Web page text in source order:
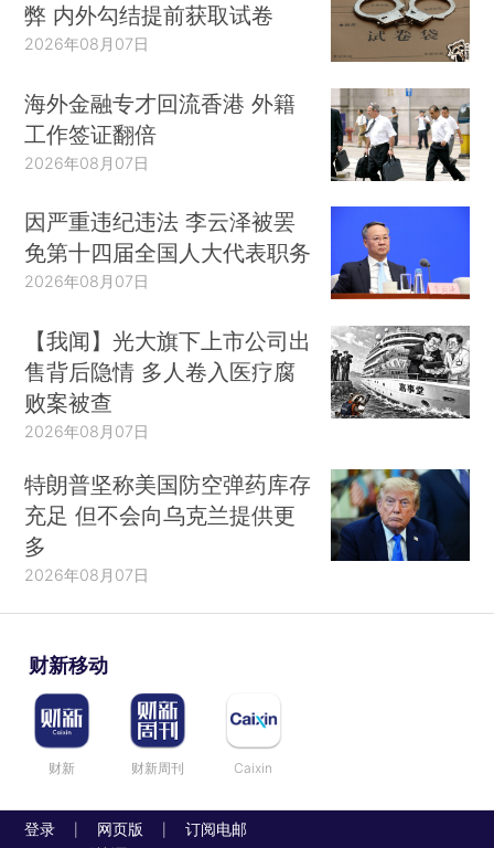
弊 内外勾结提前获取试卷
2026年08月07日
海外金融专才回流香港 外籍
工作签证翻倍
2026年08月07日
因严重违纪违法 李云泽被罢
免第十四届全国人大代表职务
2026年08月07日
【我闻】光大旗下上市公司出
售背后隐情 多人卷入医疗腐
败案被查
2026年08月07日
特朗普坚称美国防空弹药库存
充足 但不会向乌克兰提供更
多
2026年08月07日
财新移动
财新 财新周刊 Caixin
登录 网页版 订阅电邮